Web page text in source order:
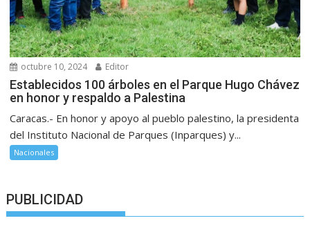
octubre 10, 2024 Editor
Establecidos 100 árboles en el Parque Hugo Chávez
en honor y respaldo a Palestina
Caracas.- En honor y apoyo al pueblo palestino, la presidenta
del Instituto Nacional de Parques (Inparques) y...
Nacionales
PUBLICIDAD